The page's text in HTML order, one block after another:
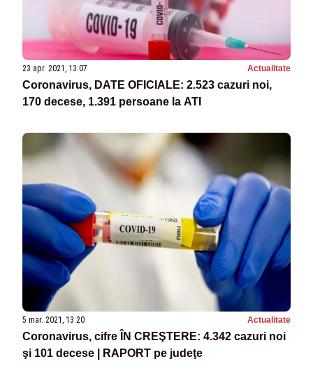
23 apr. 2021, 13:07 Actualitate
Coronavirus, DATE OFICIALE: 2.523 cazuri noi,
170 decese, 1.391 persoane la ATI
5 mar. 2021, 13:20 Actualitate
Coronavirus, cifre ÎN CREŞTERE: 4.342 cazuri noi
şi 101 decese | RAPORT pe judeţe